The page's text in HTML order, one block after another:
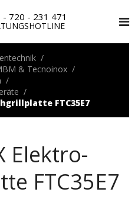
- 720 - 231 471
& Tecnoinox
FTC35E7
Elektro-
FTC35E7